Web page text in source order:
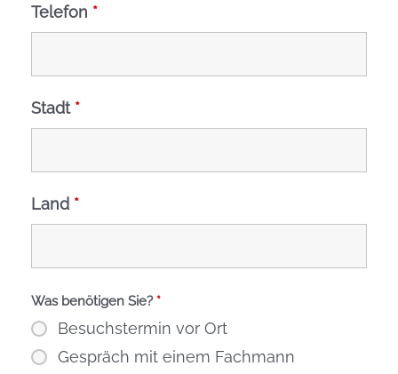
Telefon *
Stadt *
Land *
Was benötigen Sie? *
Besuchstermin vor Ort
Gespräch mit einem Fachmann